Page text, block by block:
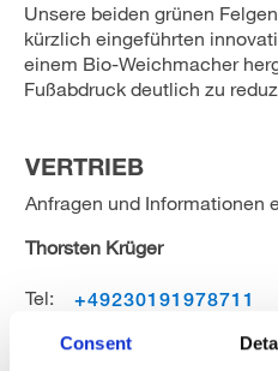
Consent
Unsere beiden grünen
kürzlich eingeführten
einem Bio-Weichmacher
Fußabdruck deutlich zu
VERTRIEB
Anfragen und Informationen
Thorsten Krüger
Tel:
+49230191978711
Email: